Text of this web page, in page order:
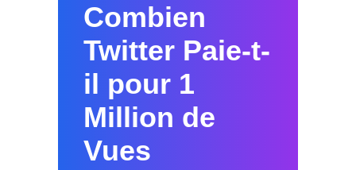
Combien
Twitter Paie-t-
il pour 1
Million de
Vues